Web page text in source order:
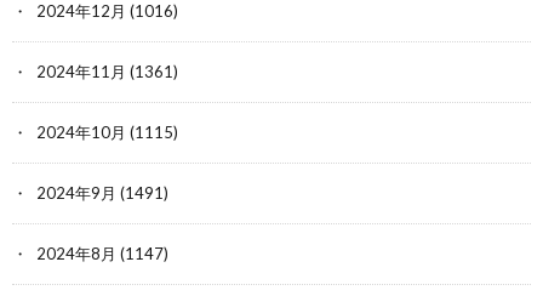
2024年12月 (1016)
2024年11月 (1361)
2024年10月 (1115)
2024年9月 (1491)
2024年8月 (1147)